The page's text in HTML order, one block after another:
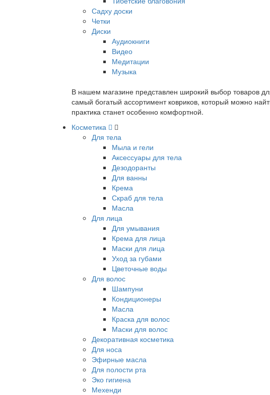
Садху доски
Четки
Диски
Аудиокниги
Видео
Медитации
Музыка
В нашем магазине представлен широкий выбор товаров
самый богатый ассортимент ковриков, который можно
практика станет особенно комфортной.
Косметика
Для тела
Мыла и гели
Аксессуары для тела
Дезодоранты
Для ванны
Крема
Скраб для тела
Масла
Для лица
Для умывания
Крема для лица
Маски для лица
Уход за губами
Цветочные воды
Для волос
Шампуни
Кондиционеры
Масла
Краска для волос
Маски для волос
Декоративная косметика
Для носа
Эфирные масла
Для полости рта
Эко гигиена
Мехенди